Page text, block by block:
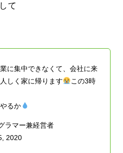
て
に集中できなくて、会社に来
しく家に帰ります
この3時
るか
ラマー兼経営者
2020